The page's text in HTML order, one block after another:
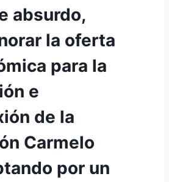
absurdo,
la oferta
para la
e
de la
Carmelo
por un